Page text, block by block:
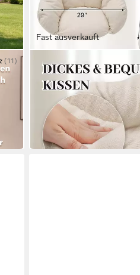
(11)
Fast ausverkauft
Hängesessel Hängestuhl
Hängemattenstuhl
57,99 € UVP99,99 €
-42%
in 4-5 Werktagen bei dir